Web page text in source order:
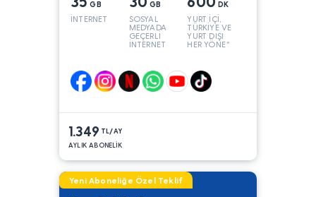
GB
İNTERNET
GB
SOSYAL
MEDYADA
GEÇERLİ
İNTERNET
DK
YURT İÇİ,
TÜRKİYE VE
YURT DIŞI
HER YÖNE*
1.349 TL/AY
AYLIK ABONELİK
Yeni Aboneliğe Özel Teklif